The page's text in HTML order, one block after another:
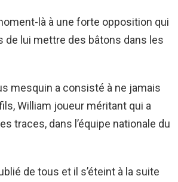
là à une forte opposition qui
de lui mettre des bâtons dans les
mesquin a consisté à ne jamais
William joueur méritant qui a
traces, dans l’équipe nationale du
de tous et il s’éteint à la suite